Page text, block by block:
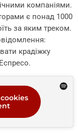
компаніями.
є понад 1000
за яким треком.
крадіжку
Еспресо.